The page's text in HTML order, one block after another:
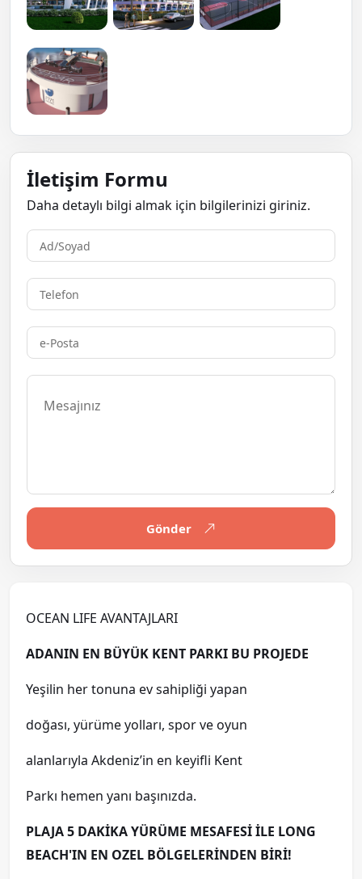
İletişim Formu
Daha detaylı bilgi almak için bilgilerinizi giriniz.
Gönder
OCEAN LIFE AVANTAJLARI
ADANIN EN BÜYÜK KENT PARKI BU PROJEDE
Yeşilin her tonuna ev sahipliği yapan
doğası, yürüme yolları, spor ve oyun
alanlarıyla Akdeniz’in en keyifli Kent
Parkı hemen yanı başınızda.
PLAJA 5 DAKİKA YÜRÜME MESAFESİ İLE LONG
BEACH'IN EN OZEL BÖLGELERİNDEN BİRİ!